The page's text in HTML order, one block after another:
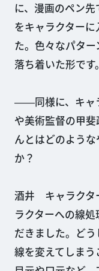
に、漫画のペン
をキャラクター
た。色々なパタ
落ち着いた形です。
――同様に、キャ
や美術監督の甲
んとはどのよう
か？
酒井 キャラクタ
ラクターへの線
だきました。ど
線を変えてしま